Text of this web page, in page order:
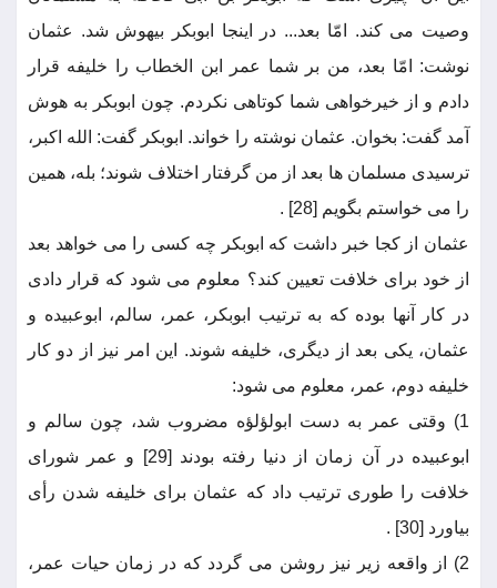
وصیت می کند. امّا بعد... در اینجا ابوبکر بیهوش شد. عثمان
نوشت: امّا بعد، من بر شما عمر ابن الخطاب را خلیفه قرار
دادم و از خیرخواهی شما کوتاهی نکردم. چون ابوبکر به هوش
آمد گفت: بخوان. عثمان نوشته را خواند. ابوبکر گفت: الله اکبر،
ترسیدی مسلمان ها بعد از من گرفتار اختلاف شوند؛ بله، همین
را می خواستم بگویم [28] .
عثمان از کجا خبر داشت که ابوبکر چه کسی را می خواهد بعد
از خود برای خلافت تعیین کند؟ معلوم می شود که قرار دادی
در کار آنها بوده که به ترتیب ابوبکر، عمر، سالم، ابوعبیده و
عثمان، یکی بعد از دیگری، خلیفه شوند. این امر نیز از دو کار
خلیفه دوم، عمر، معلوم می شود:
1) وقتی عمر به دست ابولؤلؤه مضروب شد، چون سالم و
ابوعبیده در آن زمان از دنیا رفته بودند [29] و عمر شورای
خلافت را طوری ترتیب داد که عثمان برای خلیفه شدن رأی
بیاورد [30] .
2) از واقعه زیر نیز روشن می گردد که در زمان حیات عمر،